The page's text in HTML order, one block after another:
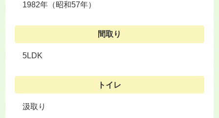
1982年（昭和57年）
間取り
5LDK
トイレ
汲取り